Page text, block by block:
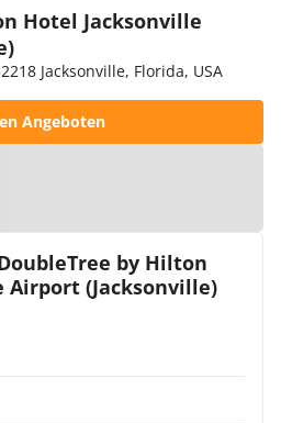
Hotel Jacksonville
Jacksonville, Florida, USA
Angeboten
by Hilton
Airport (Jacksonville)